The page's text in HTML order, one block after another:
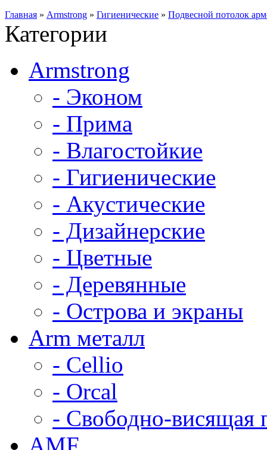
Главная » Armstrong » Гигиенические » Подвесной потолок
Категории
Armstrong
- Эконом
- Прима
- Влагостойкие
- Гигиенические
- Акустические
- Дизайнерские
- Цветные
- Деревянные
- Острова и экраны
Arm металл
- Cellio
- Orcal
- Свободно-висящая
AMF